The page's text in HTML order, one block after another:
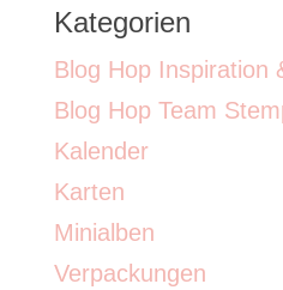
Kategorien
Blog Hop Inspiration
Blog Hop Team
Kalender
Karten
Minialben
Verpackungen